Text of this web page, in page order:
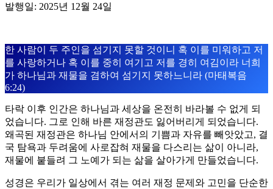
발행일: 2025년 12월 24일
한 사람이 두 주인을 섬기지 못할 것이니 혹 이를 미워하고 저
를 사랑하거나 혹 이를 중히 여기고 저를 경히 여김이라 너희
가 하나님과 재물을 겸하여 섬기지 못하느니라 (마태복음
6:24)
타락 이후 인간은 하나님과 세상을 온전히 바라볼 수 없게 되
었습니다. 그로 인해 바른 재정관도 잃어버리게 되었습니다.
왜곡된 재정관은 하나님 안에서의 기쁨과 자유를 빼앗았고, 결
국 탐욕과 두려움에 사로잡혀 재물을 다스리는 삶이 아니라,
재물에 붙들려 그 노예가 되는 삶을 살아가게 만들었습니다.
성경은 우리가 일상에서 겪는 여러 재정 문제와 고민을 단순한